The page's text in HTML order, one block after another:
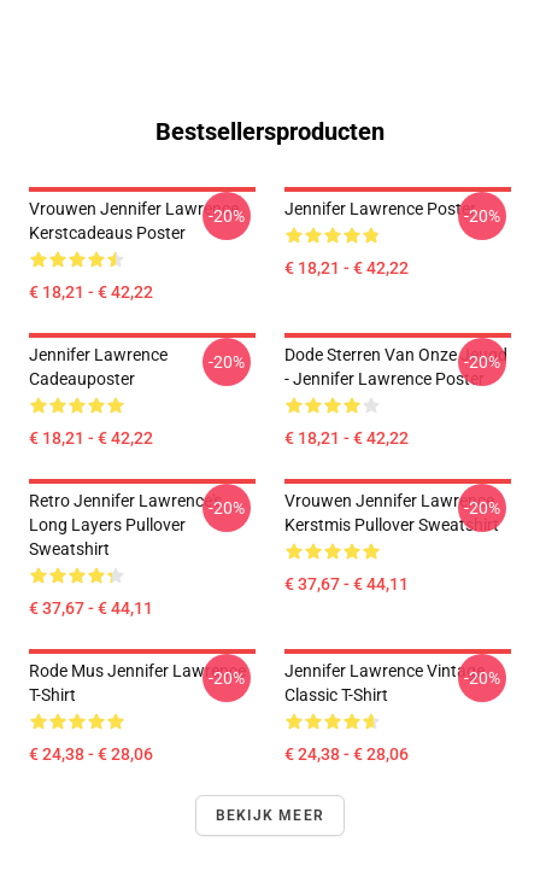
Bestsellersproducten
Vrouwen Jennifer Lawrence
Kerstcadeaus Poster
€ 18,21 - € 42,22
-20% Jennifer Lawrence Poster
€ 18,21 - € 42,22
-20%
Jennifer Lawrence
Cadeauposter
€ 18,21 - € 42,22
-20%
Dode Sterren Van Onze Jeugd
- Jennifer Lawrence Poster
€ 18,21 - € 42,22
-20%
Retro Jennifer Lawrence's
Long Layers Pullover
Sweatshirt
€ 37,67 - € 44,11
-20%
Vrouwen Jennifer Lawrence
Kerstmis Pullover Sweatshirt
€ 37,67 - € 44,11
-20%
Rode Mus Jennifer Lawrence
T-Shirt
€ 24,38 - € 28,06
-20%
Jennifer Lawrence Vintage
Classic T-Shirt
€ 24,38 - € 28,06
-20%
BEKIJK MEER